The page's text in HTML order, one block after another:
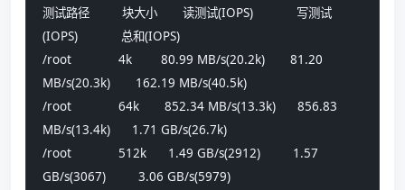
测试路径         块大小       读测试(IOPS)            写测试
(IOPS)            总和(IOPS)
/root             4k        80.99 MB/s(20.2k)       81.20
MB/s(20.3k)       162.19 MB/s(40.5k)
/root             64k       852.34 MB/s(13.3k)      856.83
MB/s(13.4k)      1.71 GB/s(26.7k)
/root             512k      1.49 GB/s(2912)         1.57
GB/s(3067)         3.06 GB/s(5979)